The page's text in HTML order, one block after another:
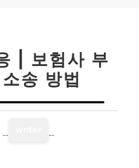
| 보험사 부
송 방법